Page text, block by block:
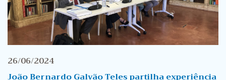
26/06/2024
João Bernardo Galvão Teles partilha experiência